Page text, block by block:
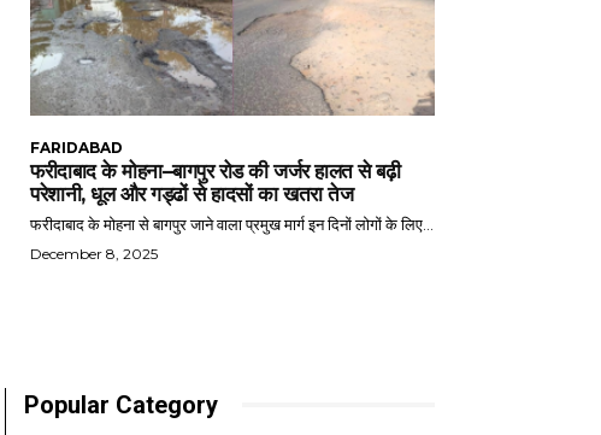
FARIDABAD
फरीदाबाद के मोहना–बागपुर रोड की जर्जर हालत से बढ़ी
परेशानी, धूल और गड्ढों से हादसों का खतरा तेज
फरीदाबाद के मोहना से बागपुर जाने वाला प्रमुख मार्ग इन दिनों लोगों के लिए...
December 8, 2025
Popular Category